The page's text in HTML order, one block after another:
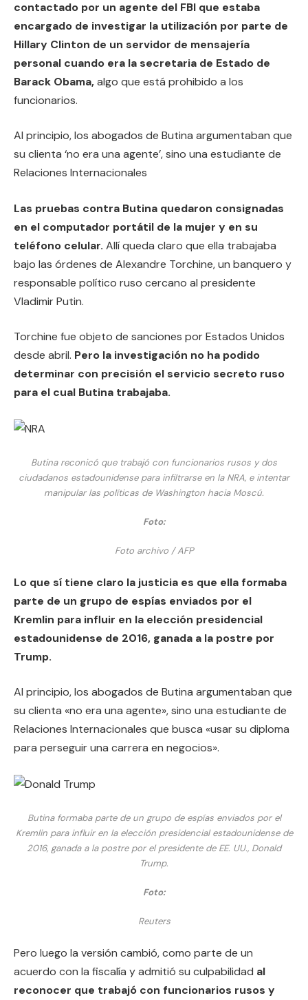
contactado por un agente del FBI que estaba
encargado de investigar la utilización por parte de
Hillary Clinton de un servidor de mensajería
personal cuando era la secretaria de Estado de
Barack Obama,algo que está prohibido a los
funcionarios.
Al principio, los abogados de Butina argumentaban que
su clienta ‘no era una agente’, sino una estudiante de
Relaciones Internacionales
Las pruebas contra Butina quedaron consignadas
en el computador portátil de la mujer y en su
teléfono celular. Allí queda claro que ella trabajaba
bajo las órdenes de Alexandre Torchine, un banquero y
responsable político ruso cercano al presidente
Vladimir Putin.
Torchine fue objeto de sanciones por Estados Unidos
desde abril. Pero la investigación no ha podido
determinar con precisión el servicio secreto ruso
para el cual Butina trabajaba.
Butina reconicó que trabajó con funcionarios rusos y dos
ciudadanos estadounidense para infiltrarse en la NRA, e intentar
manipular las políticas de Washington hacia Moscú.
Foto:
Foto archivo / AFP
Lo que sí tiene claro la justicia es que ella formaba
parte de un grupo de espías enviados por el
Kremlin para influir en la elección presidencial
estadounidense de 2016, ganada a la postre por
Trump.
Al principio, los abogados de Butina argumentaban que
su clienta «no era una agente», sino una estudiante de
Relaciones Internacionales que busca «usar su diploma
para perseguir una carrera en negocios».
Butina formaba parte de un grupo de espías enviados por el
Kremlin para influir en la elección presidencial estadounidense de
2016, ganada a la postre por el presidente de EE. UU., Donald
Trump.
Foto:
Reuters
Pero luego la versión cambió, como parte de un
acuerdo con la fiscalía y admitió su culpabilidad al
reconocer que trabajó con funcionarios rusos y